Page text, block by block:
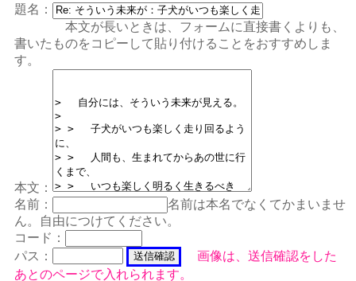
題名：
本文が長いときは、フォームに直接書くよりも、
書いたものをコピーして貼り付けることをおすすめしま
す。
本文：
名前：
名前は本名でなくてかまいませ
ん。自由につけてください。
コード：
パス：
画像は、送信確認をした
あとのページで入れられます。